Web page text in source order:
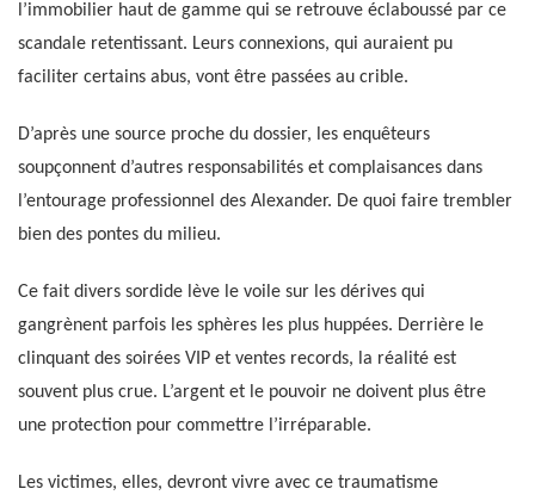
l’immobilier haut de gamme qui se retrouve éclaboussé par ce
scandale retentissant. Leurs connexions, qui auraient pu
faciliter certains abus, vont être passées au crible.
D’après une source proche du dossier, les enquêteurs
soupçonnent d’autres responsabilités et complaisances dans
l’entourage professionnel des Alexander. De quoi faire trembler
bien des pontes du milieu.
Ce fait divers sordide lève le voile sur les dérives qui
gangrènent parfois les sphères les plus huppées. Derrière le
clinquant des soirées VIP et ventes records, la réalité est
souvent plus crue. L’argent et le pouvoir ne doivent plus être
une protection pour commettre l’irréparable.
Les victimes, elles, devront vivre avec ce traumatisme